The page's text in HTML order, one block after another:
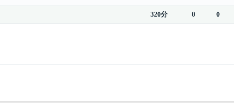
320分 0 0